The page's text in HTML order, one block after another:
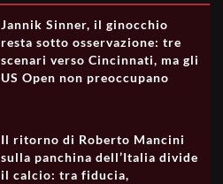
Jannik Sinner, il ginocchio
resta sotto osservazione: tre
scenari verso Cincinnati, ma gli
US Open non preoccupano
Il ritorno di Roberto Mancini
sulla panchina dell’Italia divide
il calcio: tra fiducia,